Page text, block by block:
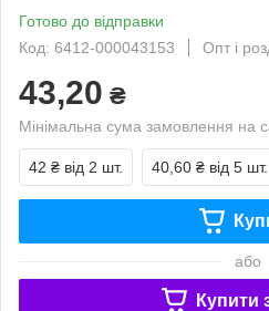
Готово до відправки
Код: 6412-000043153
Опт і
43,20 ₴
Мінімальна сума замовлення на
42 ₴ від 2 шт. 40,60 ₴ від 5 шт.
або
Купити